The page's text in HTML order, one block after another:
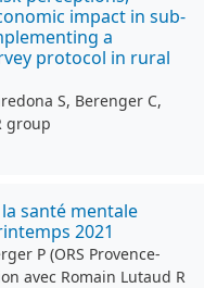
impact in sub-
a
protocol in rural
S, Berenger C,
group
santé mentale
2021
P (ORS Provence-
avec Romain Lutaud R